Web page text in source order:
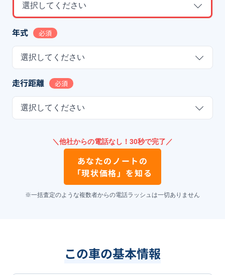
選択してください
年式 必須
選択してください
走行距離 必須
選択してください
＼他社からの電話なし！30秒で完了／
あなたの ノート の
「現状価格」を知る
※一括査定のような複数者からの電話ラッシュは一切ありません
この車の基本情報